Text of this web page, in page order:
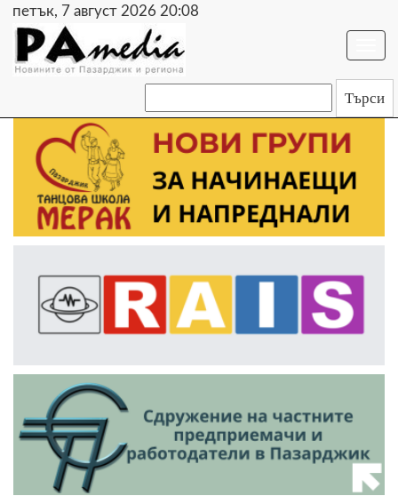
петък, 7 август 2026 20:08